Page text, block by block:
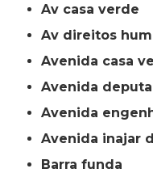
av casa verde
av direitos
avenida casa
avenida
avenida
avenida inajar
barra funda